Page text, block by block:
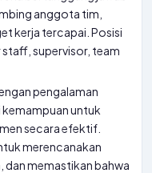
anggota tim,
kerja tercapai. Posisi
staff, supervisor, team
pengalaman
kemampuan untuk
secara efektif.
merencanakan
memastikan bahwa